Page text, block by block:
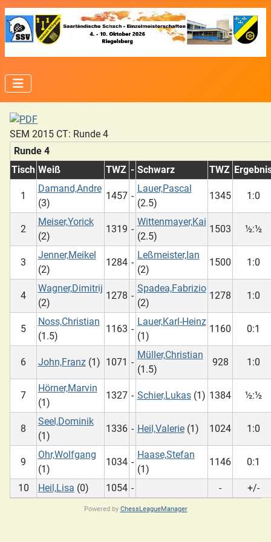
SEM 2015 CT: Runde 4
Runde 4
Tisch Weiß TWZ - Schwarz TWZ
1
Damand,Andre
(3)
1457 -
Lauer,Pascal
(2.5)
1345 1:0
2
Meiser,Yorick
(2)
1319 -
Wittenmayer,Kai
(2.5)
1503 ½:½
3
Jenner,Meikel
(2)
1284 -
Leßmeister,Ian
(2)
1500 1:0
4
Wagner,Dimitrij
(2)
1278 -
Spadea,Fabrizio
(2)
1278 1:0
5
Noss,Christian
(1.5)
1163 -
Lauer,Karl-Heinz
(1)
1160 0:1
6 John,Franz(1) 1071 -
Müller,Christian
(1.5)
928 1:0
7
Hörner,Marvin
(1)
1327 - Schier,Lukas(1) 1384 ½:½
8
Seel,Dominik
(1)
1336 - Heil,Valerie(1) 1024 1:0
9
Ohr,Wolfgang
(1)
1034 -
Haase,Stefan
(1)
1146 0:1
10 Heil,Lisa (0) 1054 - - +/-
Powered by ChessLeagueManager